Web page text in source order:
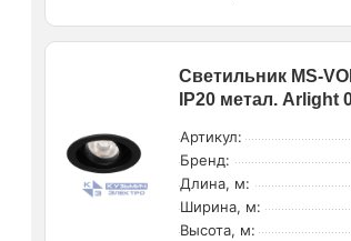
Светильник MS-
IP20 метал. Arlight
Артикул:
Бренд:
Длина, м:
Ширина, м:
Высота, м: